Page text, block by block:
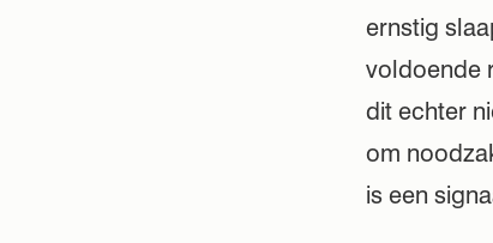
ernstig
voldoende
dit echter
om
is een